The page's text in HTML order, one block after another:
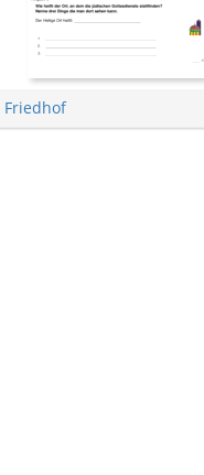
Friedhof